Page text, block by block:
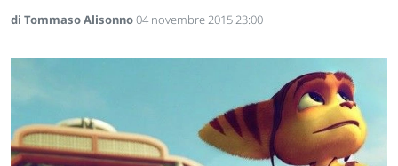
di Tommaso Alisonno04 novembre 2015 23:00